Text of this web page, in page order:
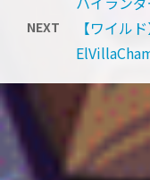
NEXT
【ワイル